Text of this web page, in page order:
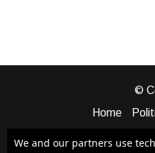
©
Home
We and our partners use